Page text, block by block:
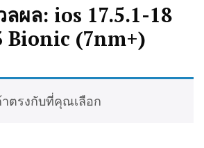
ลผล: ios 17.5.1-18
Bionic (7nm+)
ตรงกับที่คุณเลือก